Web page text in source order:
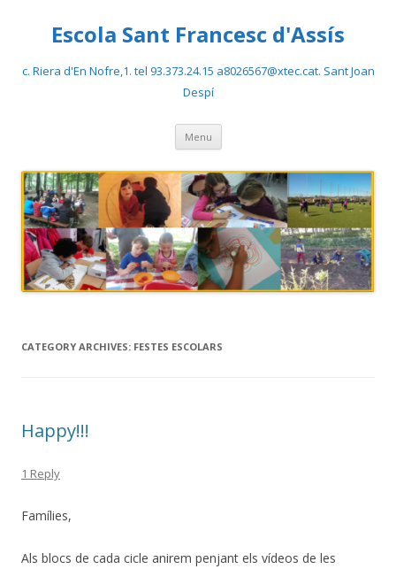
Escola Sant Francesc d'Assís
c. Riera d'En Nofre,1. tel 93.373.24.15 a8026567@xtec.cat. Sant Joan
Despí
Menu Skip
content
CATEGORY ARCHIVES: FESTES ESCOLARS
Happy!!!
1 Reply
Famílies,
Als blocs de cada cicle anirem penjant els vídeos de les